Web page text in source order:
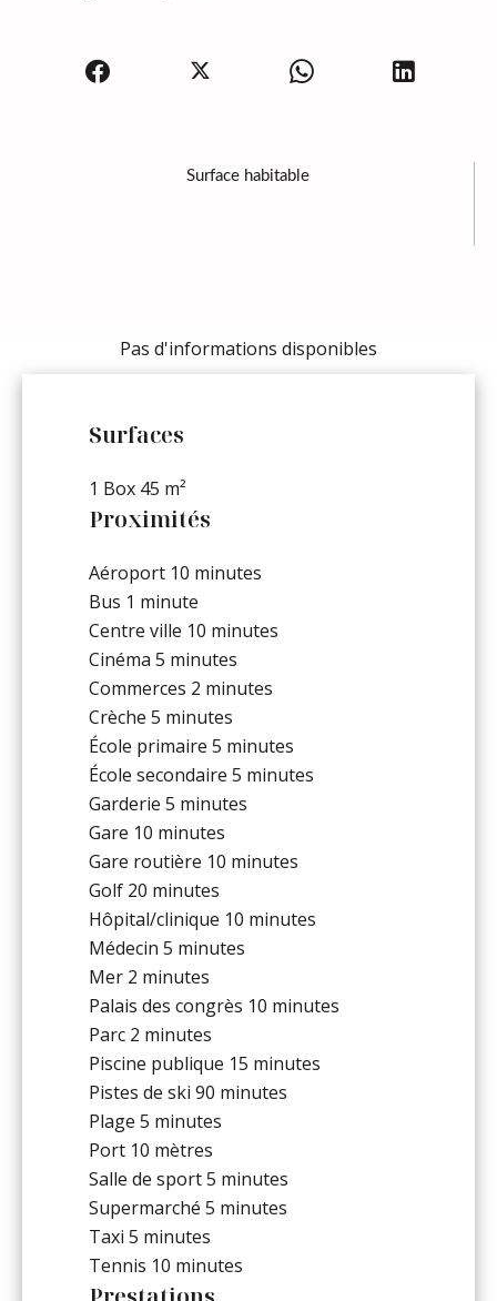
Surface habitable
Pas d'informations disponibles
Surfaces
1 Box 45 m²
Proximités
Aéroport 10 minutes
Bus 1 minute
Centre ville 10 minutes
Cinéma 5 minutes
Commerces 2 minutes
Crèche 5 minutes
École primaire 5 minutes
École secondaire 5 minutes
Garderie 5 minutes
Gare 10 minutes
Gare routière 10 minutes
Golf 20 minutes
Hôpital/clinique 10 minutes
Médecin 5 minutes
Mer 2 minutes
Palais des congrès 10 minutes
Parc 2 minutes
Piscine publique 15 minutes
Pistes de ski 90 minutes
Plage 5 minutes
Port 10 mètres
Salle de sport5 minutes
Supermarché 5 minutes
Taxi 5 minutes
Tennis 10 minutes